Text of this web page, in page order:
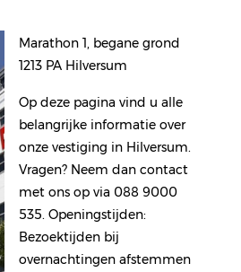
Marathon 1, begane grond
1213 PA Hilversum
Op deze pagina vind u alle
belangrijke informatie over
onze vestiging in Hilversum.
Vragen? Neem dan contact
met ons op via 088 9000
535. Openingstijden:
Bezoektijden bij
overnachtingen afstemmen